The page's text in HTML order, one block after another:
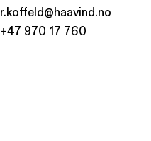
r.koffeld@haavind.no
+47 970 17 760